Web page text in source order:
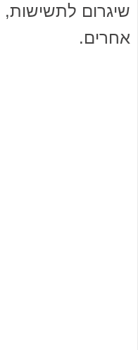
שיגרום לתשישות,
אחרים.